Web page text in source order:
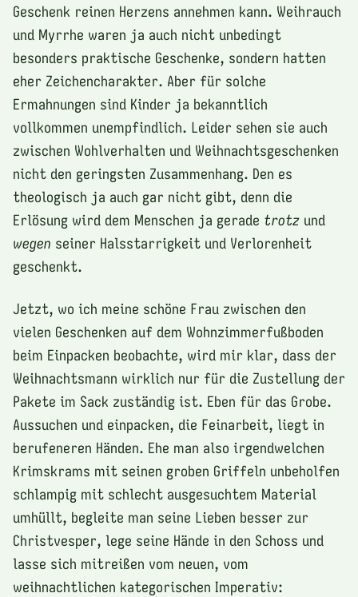
Geschenk reinen Herzens annehmen kann. Weihrauch
und Myrrhe waren ja auch nicht unbedingt
besonders praktische Geschenke, sondern hatten
eher Zeichencharakter. Aber für solche
Ermahnungen sind Kinder ja bekanntlich
vollkommen unempfindlich. Leider sehen sie auch
zwischen Wohlverhalten und Weihnachtsgeschenken
nicht den geringsten Zusammenhang. Den es
theologisch ja auch gar nicht gibt, denn die
Erlösung wird dem Menschen ja gerade trotz und
wegen seiner Halsstarrigkeit und Verlorenheit
geschenkt.
Jetzt, wo ich meine schöne Frau zwischen den
vielen Geschenken auf dem Wohnzimmerfußboden
beim Einpacken beobachte, wird mir klar, dass der
Weihnachtsmann wirklich nur für die Zustellung der
Pakete im Sack zuständig ist. Eben für das Grobe.
Aussuchen und einpacken, die Feinarbeit, liegt in
berufeneren Händen. Ehe man also irgendwelchen
Krimskrams mit seinen groben Griffeln unbeholfen
schlampig mit schlecht ausgesuchtem Material
umhüllt, begleite man seine Lieben besser zur
Christvesper, lege seine Hände in den Schoss und
lasse sich mitreißen vom neuen, vom
weihnachtlichen kategorischen Imperativ: